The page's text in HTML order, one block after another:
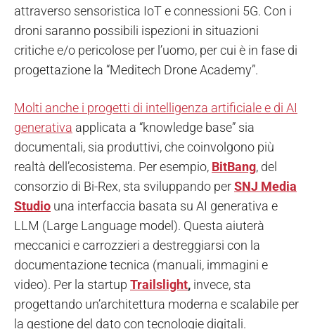
attraverso sensoristica IoT e connessioni 5G. Con i
droni saranno possibili ispezioni in situazioni
critiche e/o pericolose per l’uomo, per cui è in fase di
progettazione la “Meditech Drone Academy”.
Molti anche i progetti di intelligenza artificiale e di AI
generativa applicata a “knowledge base” sia
documentali, sia produttivi, che coinvolgono più
realtà dell’ecosistema. Per esempio, BitBang, del
consorzio di Bi-Rex, sta sviluppando perSNJ Media
Studio una interfaccia basata su AI generativa e
LLM (Large Language model). Questa aiuterà
meccanici e carrozzieri a destreggiarsi con la
documentazione tecnica (manuali, immagini e
video). Per la startup Trailslight, invece, sta
progettando un’architettura moderna e scalabile per
la gestione del dato con tecnologie digitali.